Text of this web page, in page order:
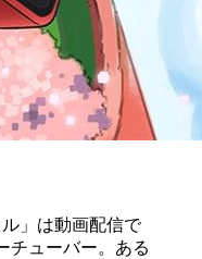
」は動画配信で
チューバー。ある